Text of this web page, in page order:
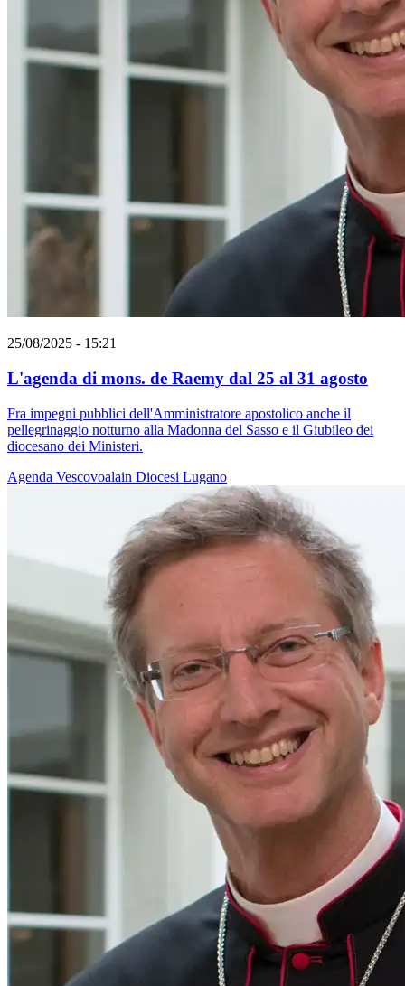
25/08/2025 - 15:21
L'agenda di mons. de Raemy dal 25 al 31 agosto
Fra impegni pubblici dell'Amministratore apostolico anche il
pellegrinaggio notturno alla Madonna del Sasso e il Giubileo dei
diocesano dei Ministeri.
Agenda Vescovoalain Diocesi Lugano